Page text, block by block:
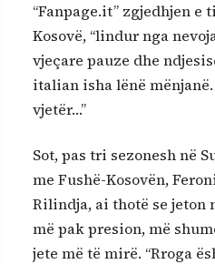
“Fanpage.it” zgjedhjen e
Kosovë, “lindur nga
vjeçare pauze dhe
italian isha lënë
vjetër…”
Sot, pas tri sezonesh në
me Fushë-Kosovën,
Rilindja, ai thotë se jeton
më pak presion, më
jete më të mirë. “Rroga